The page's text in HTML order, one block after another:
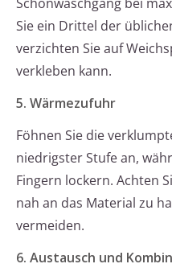
Sie ein Drittel der
verzichten Sie auf
verkleben kann.
5. Wärmezufuhr
Föhnen Sie die
niedrigster Stufe an,
Fingern lockern. Achten
nah an das Material zu
vermeiden.
6. Austausch und